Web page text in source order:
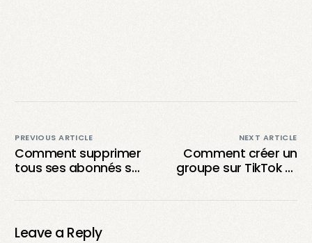
PREVIOUS ARTICLE
Comment supprimer
tous ses abonnés sur
fois est-il vraiment
NEXT ARTICLE
Comment créer un
groupe sur TikTok et
chat de groupe ?
Leave a Reply